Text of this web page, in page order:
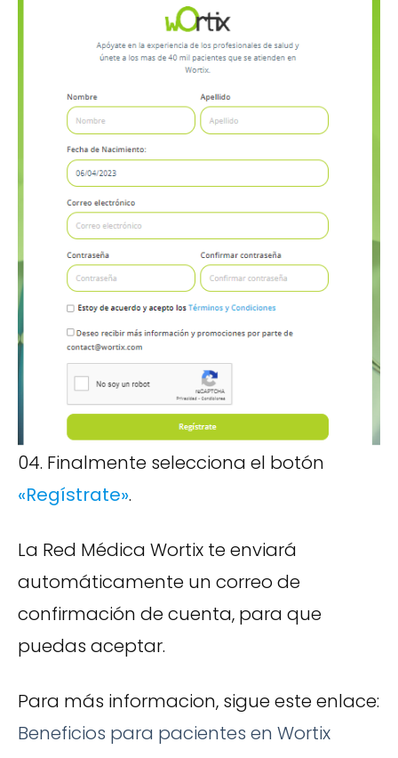
04. Finalmente selecciona el botón
«Regístrate».
La Red Médica Wortix te enviará
automáticamente un correo de
confirmación de cuenta, para que
puedas aceptar.
Para más informacion, sigue este enlace:
Beneficios para pacientes en Wortix